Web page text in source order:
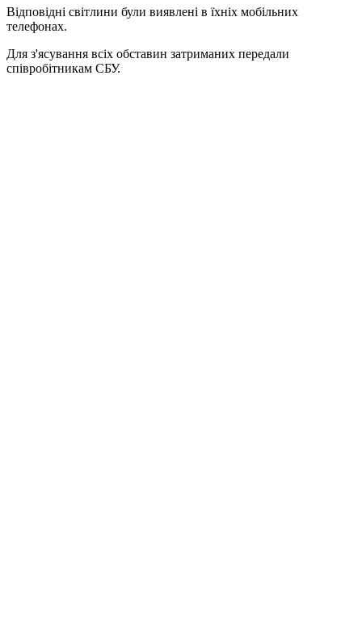
Відповідні світлини були виявлені в їхніх мобільних
телефонах.
Для з'ясування всіх обставин затриманих передали
співробітникам СБУ.